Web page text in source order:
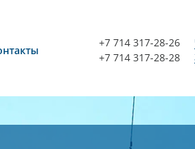
+7 714 317-28-26
+7 714 317-28-28